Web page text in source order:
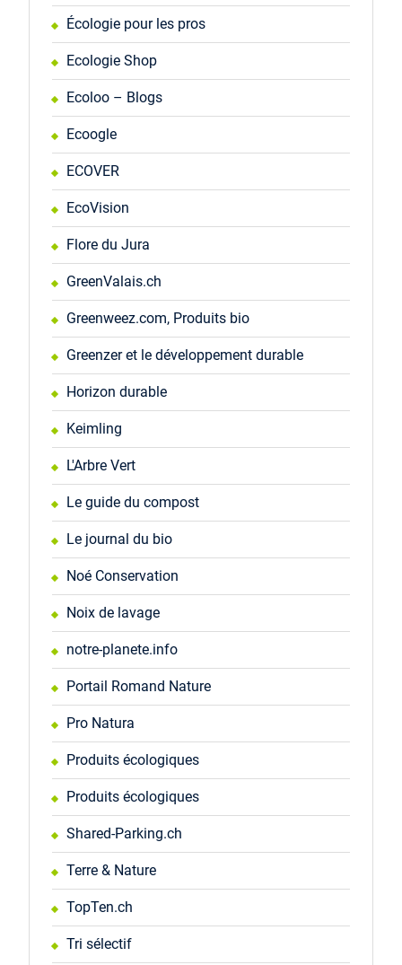
Écologie pour les pros
Ecologie Shop
Ecoloo – Blogs
Ecoogle
ECOVER
EcoVision
Flore du Jura
GreenValais.ch
Greenweez.com, Produits bio
Greenzer et le développement durable
Horizon durable
Keimling
L'Arbre Vert
Le guide du compost
Le journal du bio
Noé Conservation
Noix de lavage
notre-planete.info
Portail Romand Nature
Pro Natura
Produits écologiques
Produits écologiques
Shared-Parking.ch
Terre & Nature
TopTen.ch
Tri sélectif